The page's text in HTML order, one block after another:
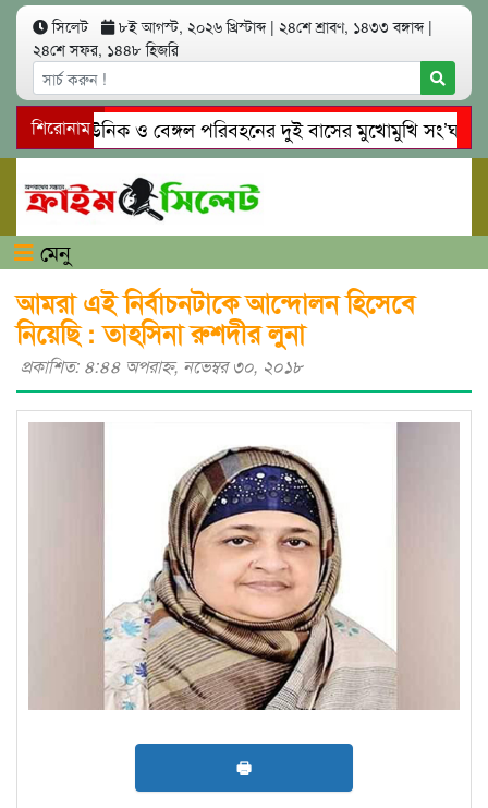
সিলেট ৮ই আগস্ট, ২০২৬ খ্রিস্টাব্দ | ২৪শে শ্রাবণ, ১৪৩৩ বঙ্গাব্দ |
২৪শে সফর, ১৪৪৮ হিজরি
শিরোনাম
ইউনিক ও বেঙ্গল পরিবহনের দুই বাসের মুখোমুখি সং’ঘ’র্ষে
প্রেমের ফাঁদে তরুণী পাচার: মাদকাসক্ত রিমালকে গ্রেপ্তারের
মেনু
আমরা এই নির্বাচনটাকে আন্দোলন হিসেবে
নিয়েছি : তাহসিনা রুশদীর লুনা
প্রকাশিত: ৪:৪৪ অপরাহ্ণ, নভেম্বর ৩০, ২০১৮
🖶